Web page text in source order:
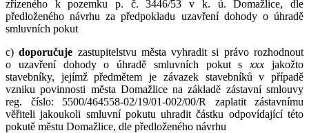
zřízeného k pozemku p. č. 3446/53 v k. ú. Domažlice, dle
předloženého návrhu za předpokladu uzavření dohody o úhradě
smluvních pokut
c)doporučuje zastupitelstvu města vyhradit si právo rozhodnout
o uzavření dohody o úhradě smluvních pokut sxxx jakožto
stavebníky, jejímž předmětem je závazek stavebníků v případě
vzniku povinnosti města Domažlice na základě zástavní smlouvy
reg. číslo: 5500/464558-02/19/01-002/00/R zaplatit zástavnímu
věřiteli jakoukoli smluvní pokutu uhradit částku odpovídající této
pokutě městu Domažlice, dle předloženého návrhu